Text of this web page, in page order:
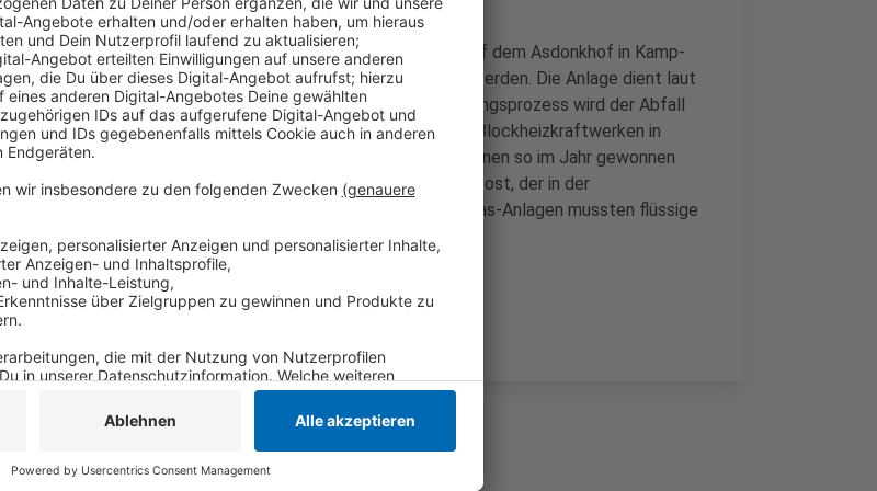
wird er zu Biogas und Dünger umgewandelt. In der Anlage auf dem Asdonkhof in Kamp-
können jährlich rund 67.500 Tonnen Bioabfall verwertet werden. Die Anlage dient laut
BAVN vor allem den Kreisen Viersen und Wesel. Im Verwertungsprozess wird der Abfall
vergärt - das dabei entstehende Biogas wird dann in zwei Blockheizkraftwerken in
und Strom umgewandelt. 6 Millionen Kilowattstunden können so im Jahr gewonnen
Aus den Resten nach der Gärung wird anschließend Kompost, der in der
als Dünger eingesetzt werden kann. In alten Biogas-Anlagen mussten flüssige
teils entsorgt werden.